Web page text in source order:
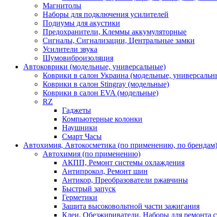
Магнитолы
Наборы для подключения усилителей
Подиумы для акустики
Предохранители, Клеммы аккумуляторные
Сигналы, Сигнализации, Центральные замки
Усилители звука
Шумовиброизоляция
Автоковрики (модельные, универсальные)
Коврики в салон Украина (модельные,
Коврики в салон Stingray (модельные)
Коврики в салон EVA (модельные)
RZ
Гаджеты
Компьютерные колонки
Наушники
Смарт Часы
Автохимия, Автокосметика (по применению, по брендам)
Автохимия (по применению)
АКПП, Ремонт системы охлаждения
Антипрокол, Ремонт шин
Антикор, Преобразователи ржавчины
Быстрый запуск
Герметики
Защита высоковольтной части зажигания
Клеи, Обезжириватели, Наборы для ремонта